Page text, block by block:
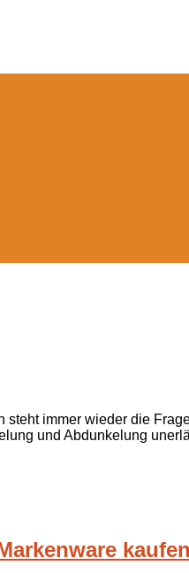
immer wieder die
und Abdunkelung
kaufen